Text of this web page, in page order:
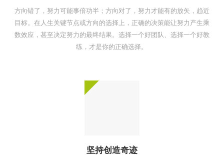
方向错了，努力可能事倍功半；方向对了，努力才能有的放矢，趋近
目标。在人生关键节点或方向的选择上，正确的决策能让努力产生乘
数效应，甚至决定努力的最终结果。选择一个好团队、选择一个好教
练，才是你的正确选择。
坚持创造奇迹